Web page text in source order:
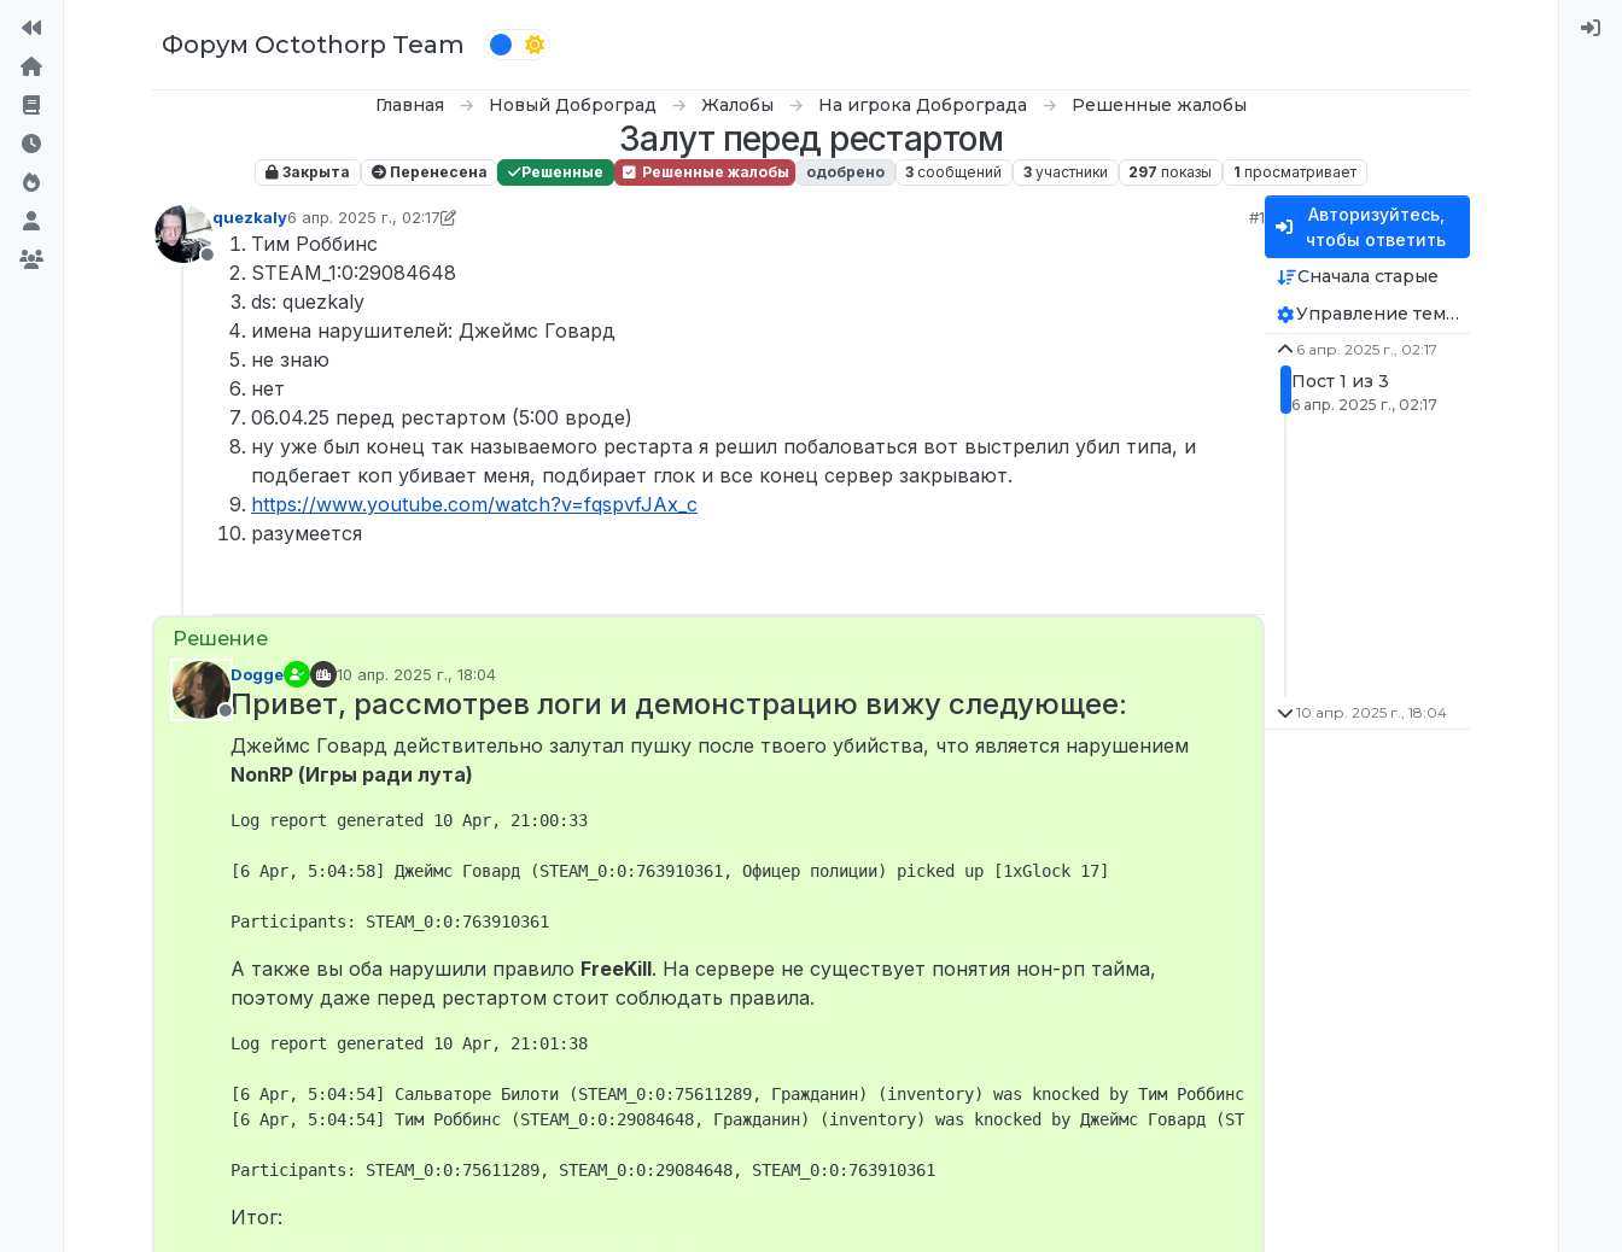
Форум Octothorp Team
Главная Новый Доброград Жалобы На игрока Доброграда Решенные жалобы
Залут перед рестартом
Закрыта Перенесена Решенные Решенные жалобы одобрено 3 сообщений 3 участники 297 показы 1 просматривает
Не в сети
quezkaly6 апр. 2025 г., 02:17
отредактировано D0n Bar0n
#1
Тим Роббинс
STEAM_1:0:29084648
ds: quezkaly
имена нарушителей: Джеймс Говард
не знаю
нет
06.04.25 перед рестартом (5:00 вроде)
ну уже был конец так называемого рестарта я решил побаловаться вот выстрелил убил типа, и
подбегает коп убивает меня, подбирает глок и все конец сервер закрывают.
https://www.youtube.com/watch?v=fqspvfJAx_c
разумеется
Не в сети
Dogge 10 апр. 2025 г., 18:04
отредактировано
Привет, рассмотрев логи и демонстрацию вижу следующее:
Джеймс Говард действительно залутал пушку после твоего убийства, что является нарушением
NonRP (Игры ради лута)
Log report generated 10 Apr, 21:00:33
[6 Apr, 5:04:58] Джеймс Говард (STEAM_0:0:763910361, Офицер полиции) picked up [1xGlock 17]
А также вы оба нарушили правило FreeKill. На сервере не существует понятия нон-рп тайма,
поэтому даже перед рестартом стоит соблюдать правила.
Log report generated 10 Apr, 21:01:38
[6 Apr, 5:04:54] Сальваторе Билоти (STEAM_0:0:75611289, Гражданин) (inventory) was knocked by Тим Роббинс (STEAM_0:0:29084648, Гражданин)
[6 Apr, 5:04:54] Тим Роббинс (STEAM_0:0:29084648, Гражданин) (inventory) was knocked by Джеймс Говард (STEAM_0:0:763910361, Офицер полиции)
Итог:
Авторизуйтесь,
чтобы ответить
Сначала старые
Управление темой
6 апр. 2025 г., 02:17
Пост 1 из 3
6 апр. 2025 г., 02:17
10 апр. 2025 г., 18:04